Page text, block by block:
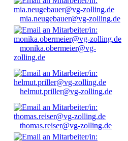
mia.neugebauer@vg-zolling.de
monika.obermeier@vg-
zolling.de
helmut.priller@vg-zolling.de
thomas.reiser@vg-zolling.de